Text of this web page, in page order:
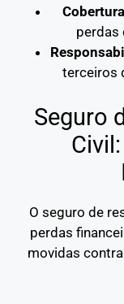
perdas
terceiros
Seguro
O seguro de
perdas
movidas